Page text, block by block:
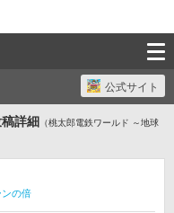
公式サイト
詳細 （桃太郎電鉄ワールド ～地球
の倍